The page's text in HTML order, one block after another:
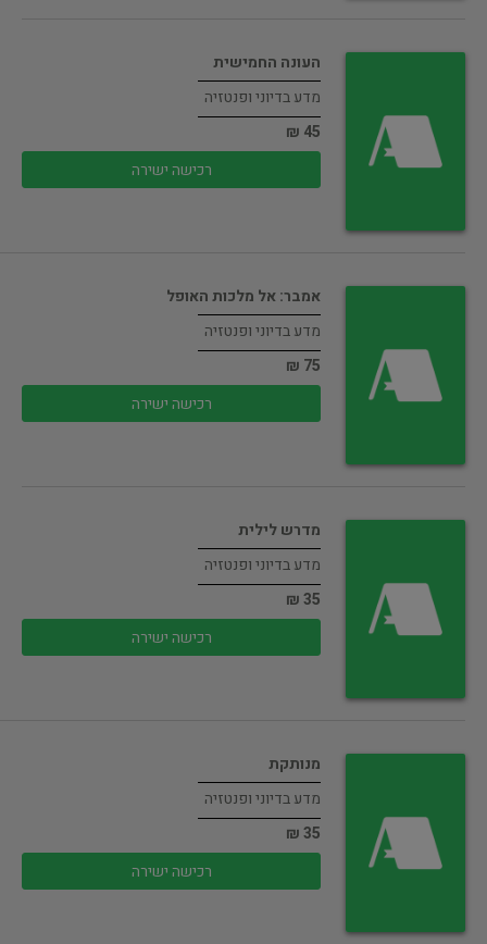
העונה החמישית
מדע בדיוני ופנטזיה
45 ₪
רכישה ישירה
אמבר: אל מלכות האופל
מדע בדיוני ופנטזיה
75 ₪
רכישה ישירה
מדרש לילית
מדע בדיוני ופנטזיה
35 ₪
רכישה ישירה
מנותקת
מדע בדיוני ופנטזיה
35 ₪
רכישה ישירה